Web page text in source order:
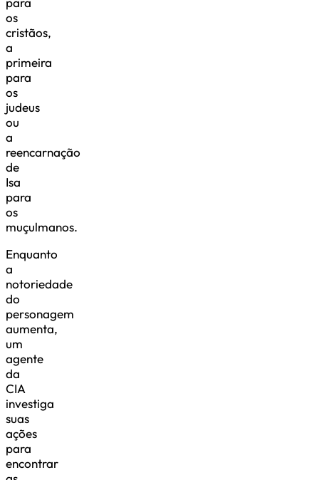
os
cristãos,
a
primeira
para
os
judeus
ou
a
reencarnação
de
Isa
para
os
muçulmanos.
Enquanto
a
notoriedade
do
personagem
aumenta,
um
agente
da
CIA
investiga
suas
ações
para
encontrar